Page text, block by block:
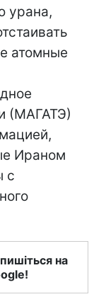
урана,
атомные
(МАГАТЭ)
Ираном
с
на